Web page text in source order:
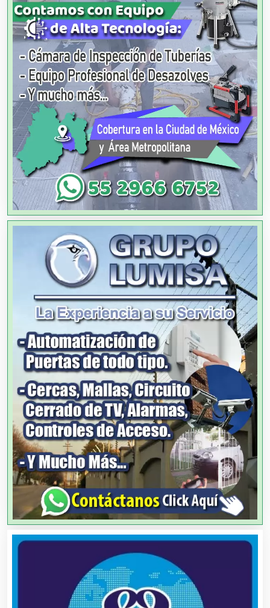
Alta Costura
Aluminio
Ambulancias
Análisis Clínicos
Análisis de Aguas
Animadores de Eventos
Aparatos y Equipos Eléctricos
Arquitectos
Artes Gráficas
Artesanías
Artículos de Oficina
Artículos de Piel
Artículos Deportivos